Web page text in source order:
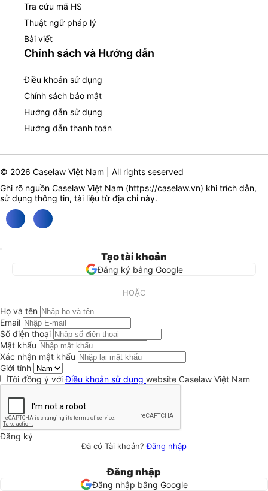
Tra cứu mã HS
Thuật ngữ pháp lý
Bài viết
Chính sách và Hướng dẫn
Điều khoản sử dụng
Chính sách bảo mật
Hướng dẫn sử dụng
Hướng dẫn thanh toán
© 2026 Caselaw Việt Nam | All rights seserved
Ghi rõ nguồn Caselaw Việt Nam (https://caselaw.vn) khi trích dẫn,
sử dụng thông tin, tài liệu từ địa chỉ này.
Tạo tài khoản
Đăng ký bằng Google
HOẶC
Họ và tên
Email
Số điện thoại
Mật khẩu
Xác nhận mật khẩu
Giới tính
Tôi đồng ý vớiĐiều khoản sử dụng website Caselaw Việt Nam
Đăng ký
Đã có Tài khoản?Đăng nhập
Đăng nhập
Đăng nhập bằng Google